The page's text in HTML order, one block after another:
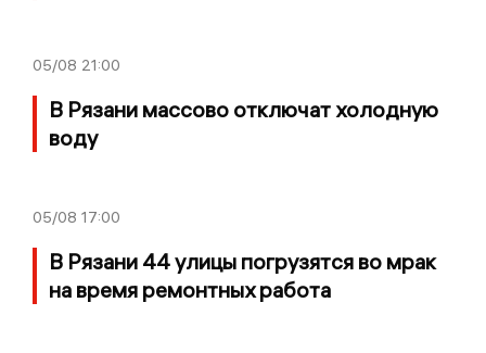
05/08 21:00
В Рязани массово отключат холодную
воду
05/08 17:00
В Рязани 44 улицы погрузятся во мрак
на время ремонтных работа